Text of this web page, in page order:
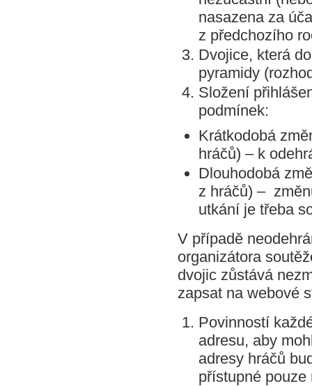
nasazena za
z předchozího
Dvojice, která
pyramidy
Složení
podmínek:
Krátkodobá
hráčů) – k
Dlouhodobá
z hráčů) –
utkání je třeba
V případě
organizátora
dvojic zůstává
zapsat na webové
Povinností
adresu, aby
adresy hráčů
přístupné pouze